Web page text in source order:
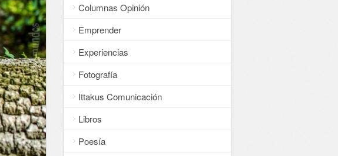
Columnas Opinión
Emprender
Experiencias
Fotografía
Ittakus Comunicación
Libros
Poesía